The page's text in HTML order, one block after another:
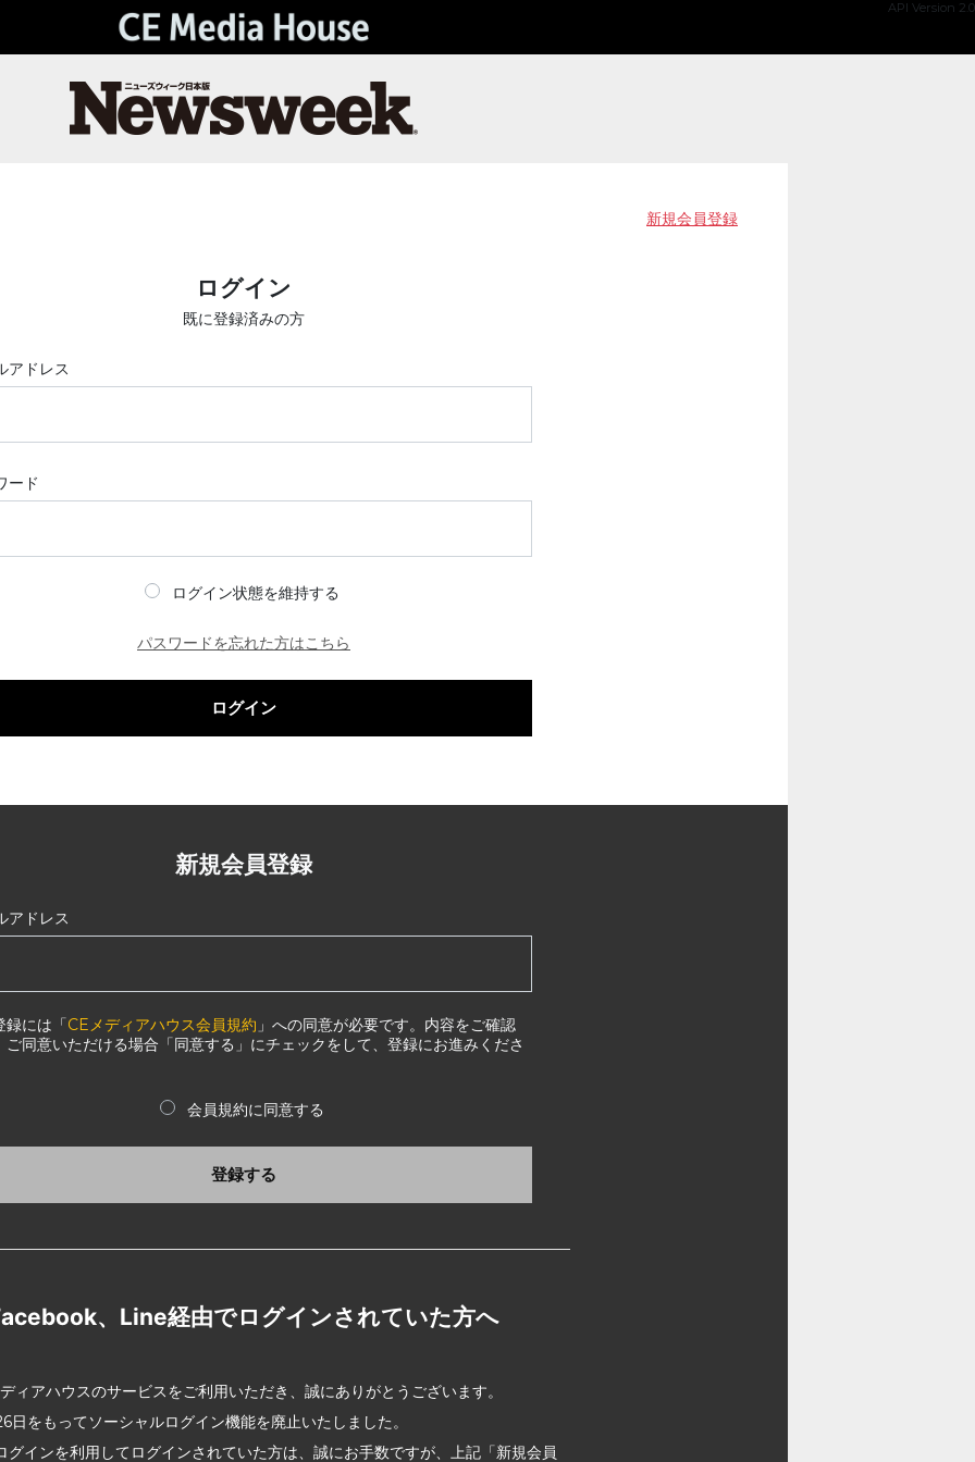
API Version 2.0
新規会員登録
ログイン
既に登録済みの方
アドレス
ード
ログイン状態を維持する
パスワードを忘れた方はこちら
ログイン
新規会員登録
アドレス
録には「CEメディアハウス会員規約 」への同意が必要です。内容をご確認
ご同意いただける場合「同意する」にチェックをして、登録にお進みくださ
会員規約に同意する
登録する
、Line経由でログインされていた方へ
ィアハウスのサービスをご利用いただき、誠にありがとうございます。
日をもってソーシャルログイン機能を廃止いたしました。
グインを利用してログインされていた方は、誠にお手数ですが、上記「新規会員